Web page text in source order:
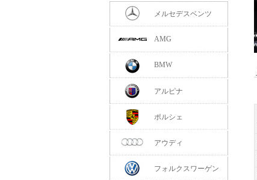
メルセデスベンツ
AMG
BMW
アルピナ
ポルシェ
アウディ
フォルクスワーゲン